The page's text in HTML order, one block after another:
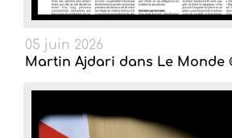
05 juin 2026
Martin Ajdari dans Le Monde